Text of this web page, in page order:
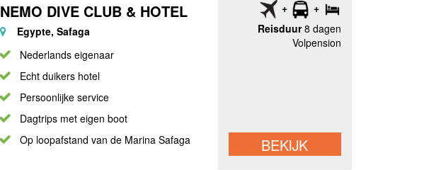
Reisduur8 dagen
Volpension
BEKIJK
NEMO DIVE CLUB & HOTEL
Egypte, Safaga
Nederlands eigenaar
Echt duikers hotel
Persoonlijke service
Dagtrips met eigen boot
Op loopafstand van de Marina Safaga